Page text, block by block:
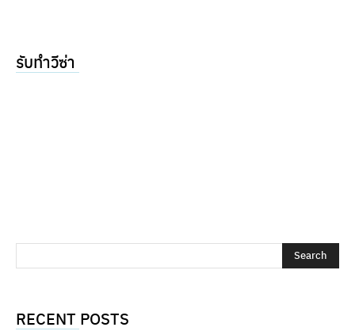
รับทำวีซ่า
RECENT POSTS